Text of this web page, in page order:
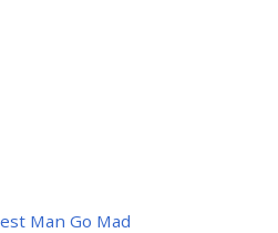
Man Go Mad